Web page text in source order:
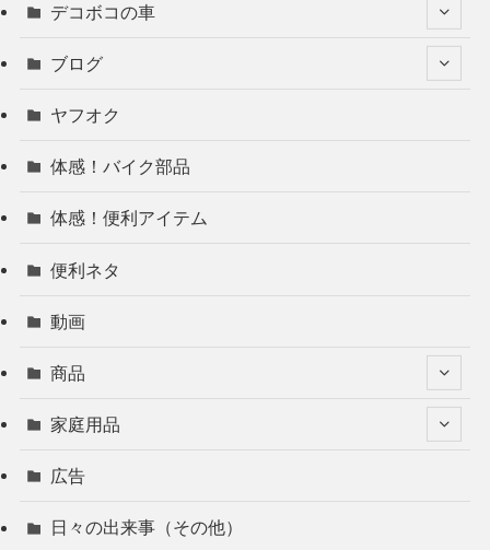
デコボコの車
ブログ
ヤフオク
体感！バイク部品
体感！便利アイテム
便利ネタ
動画
商品
家庭用品
広告
日々の出来事（その他）